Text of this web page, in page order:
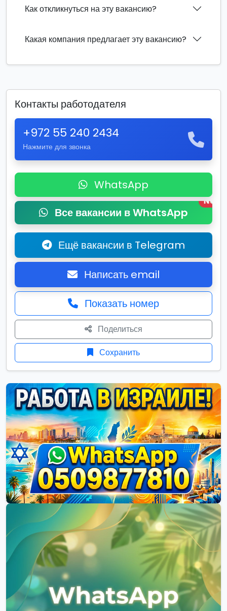
Как откликнуться на эту вакансию?
Какая компания предлагает эту вакансию?
Контакты работодателя
+972 55 240 2434
Нажмите для звонка
WhatsApp
Все вакансии в WhatsApp
New
Ещё вакансии в Telegram
Написать email
Показать номер
Поделиться
Сохранить